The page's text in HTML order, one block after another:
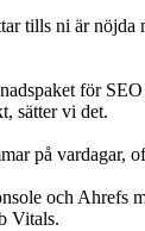
tills ni är
för
sätter vi det.
på vardagar,
och Ahrefs
Vitals.